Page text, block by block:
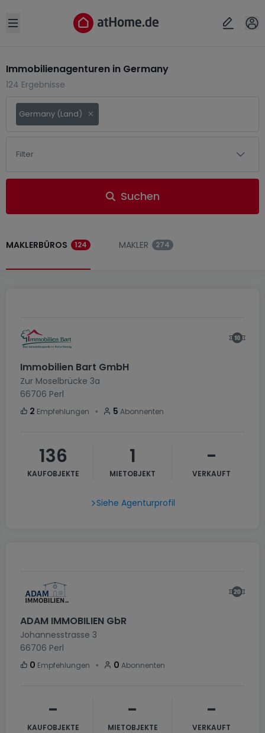
Open sidebar
Immobilienagenturen in Germany
124 Ergebnisse
Germany (Land)
Filter
Suchen
MAKLERBÜROS 124 MAKLER 274
Immobilien Bart GmbH
Zur Moselbrücke 3a
66706 Perl
2 Empfehlungen ・ 5 Abonnenten
136
KAUFOBJEKTE
1
MIETOBJEKT
-
VERKAUFT
Siehe Agenturprofil
ADAM IMMOBILIEN GbR
Johannesstrasse 3
66706 Perl
0 Empfehlungen ・ 0 Abonnenten
-
KAUFOBJEKTE
-
MIETOBJEKTE
-
VERKAUFT